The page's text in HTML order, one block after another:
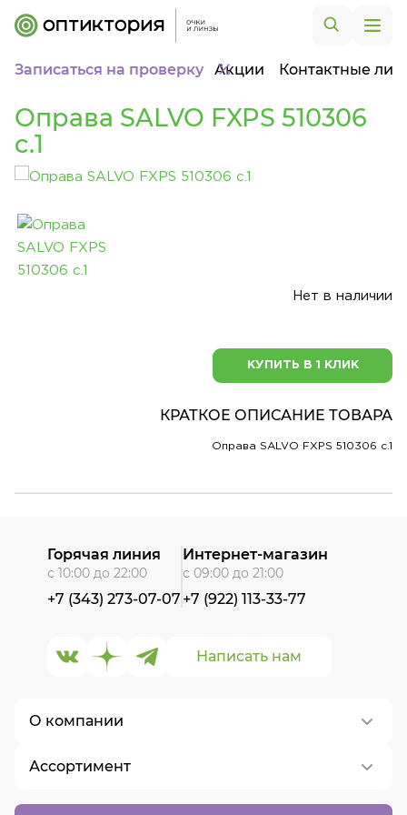
Записаться на проверку Акции Контактные
Оправа SALVO FXPS 510306
c.1
Нет в наличии
КУПИТЬ В 1 КЛИК
КРАТКОЕ ОПИСАНИЕ ТОВАРА
Оправа SALVO FXPS 510306 c.1
О компании
О нас
Контакты
Ассортимент
Написать нам
Горячая линия
с 10:00 до 22:00
+7 (343) 273-07-07
Интернет-магазин
с 09:00 до 21:00
+7 (922) 113-33-77